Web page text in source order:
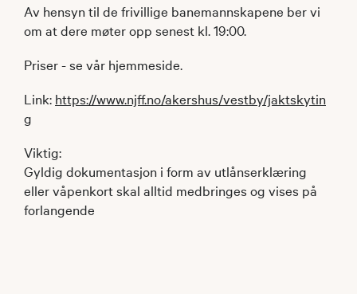
Av hensyn til de frivillige banemannskapene ber vi
om at dere møter opp senest kl. 19:00.
Priser - se vår hjemmeside.
Link: https://www.njff.no/akershus/vestby/jaktskytin
g
Viktig:
Gyldig dokumentasjon i form av utlånserklæring
eller våpenkort skal alltid medbringes og vises på
forlangende